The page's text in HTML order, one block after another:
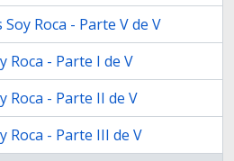
Roca - Parte V de V
Roca - Parte I de V
Roca - Parte II de V
Roca - Parte III de V